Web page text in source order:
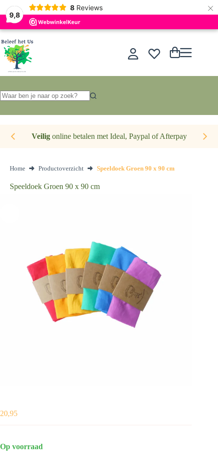
9,8
8 Reviews ×
Ga
naar
de
inhoud
Winkelwagen
resultaten
Veiligonline betalen met Ideal, Paypal of Afterpay
Home Productoverzicht Speeldoek Groen 90 x 90 cm
Speeldoek Groen 90 x 90 cm
20,95
Op voorraad